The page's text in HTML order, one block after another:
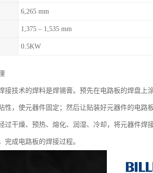
6,265 mm
1,375 – 1,535 mm
0.5KW
接技术的焊料是焊锡膏。预先在电路板的焊盘
性，使元器件固定；然后让贴装好元器件的电
过干燥、预热、熔化、润湿、冷却，将元器件
完成电路板的焊接过程。